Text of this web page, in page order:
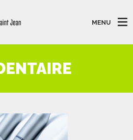
MENU